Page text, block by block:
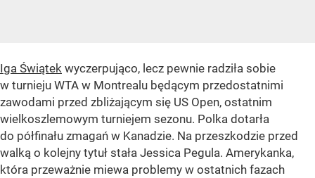
Iga Świątek wyczerpująco, lecz pewnie radziła sobie
w turnieju WTA w Montrealu będącym przedostatnimi
zawodami przed zbliżającym się US Open, ostatnim
wielkoszlemowym turniejem sezonu. Polka dotarła
do półfinału zmagań w Kanadzie. Na przeszkodzie przed
walką o kolejny tytuł stała Jessica Pegula. Amerykanka,
która przeważnie miewa problemy w ostatnich fazach